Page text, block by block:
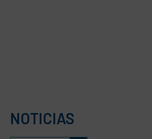
NOTICIAS